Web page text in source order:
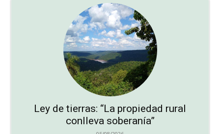
Ley de tierras: “La propiedad rural
conlleva soberanía”